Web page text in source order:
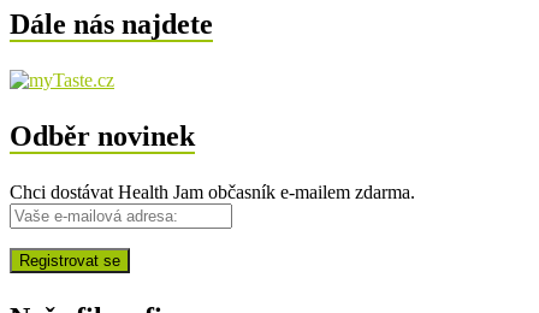
Dále nás najdete
Odběr novinek
Chci dostávat Health Jam občasník e-mailem zdarma.